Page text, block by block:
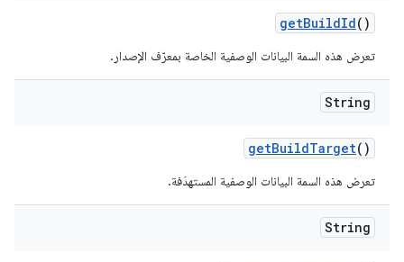
getBuildId()
تعرض هذه السمة البيانات الوصفية الخاصة بمعرّف الإصدار.
String
getBuildTarget()
تعرض هذه السمة البيانات الوصفية المستهدَفة.
String